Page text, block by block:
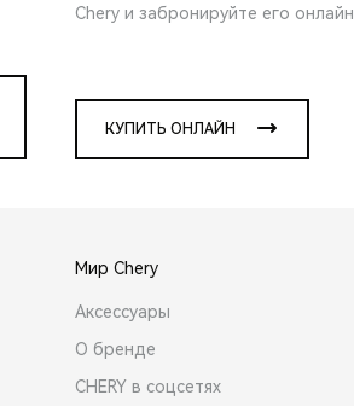
Chery и забронируйте его онлайн
КУПИТЬ ОНЛАЙН
Мир Chery
Аксессуары
О бренде
CHERY в соцсетях